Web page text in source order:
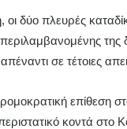
δύο πλευρές
σε τέτοιες
κοντά στο